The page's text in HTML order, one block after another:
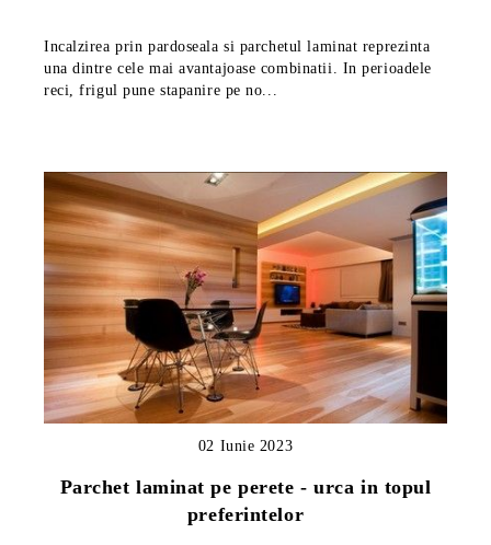
Incalzirea prin pardoseala si parchetul laminat reprezinta
una dintre cele mai avantajoase combinatii. In perioadele
reci, frigul pune stapanire pe no...
Parchet laminat pe perete - urca in topul
preferintelor
02 Iunie 2023